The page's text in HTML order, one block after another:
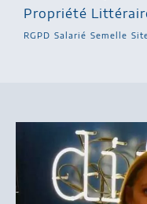
Propriété
RGPD Salarié Semelle